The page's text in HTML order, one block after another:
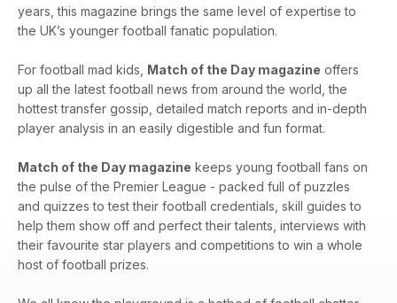
years, this magazine brings the same level of expertise to
the UK’s younger football fanatic population.
For football mad kids, Match of the Day magazine offers
up all the latest football news from around the world, the
hottest transfer gossip, detailed match reports and in-depth
player analysis in an easily digestible and fun format.
Match of the Day magazine keeps young football fans on
the pulse of the Premier League - packed full of puzzles
and quizzes to test their football credentials, skill guides to
help them show off and perfect their talents, interviews with
their favourite star players and competitions to win a whole
host of football prizes.